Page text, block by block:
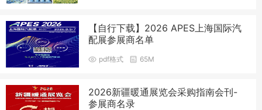
【自行下载】2026 APES上海国际汽
配展参展商名单
pdf格式 65M
2026新疆暖通展览会采购指南会刊-
参展商名录